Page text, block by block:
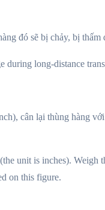
đó sẽ bị chảy, bị thấm
during long-distance
cân lại thùng hàng
unit is inches). Weigh
on this figure.